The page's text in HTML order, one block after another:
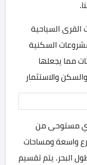
السياحية
السكنية
مما يجعلها
والاستثمار
مستوحى من
واسعة ومساحات
البحر. يتم تقسيم